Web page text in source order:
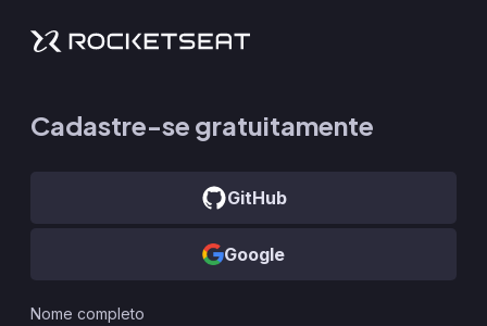
Cadastre-se gratuitamente
GitHub
Google
Nome completo